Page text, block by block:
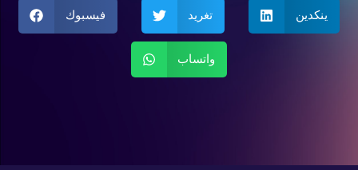
فيسبوك تغريد ينكدين
واتساب